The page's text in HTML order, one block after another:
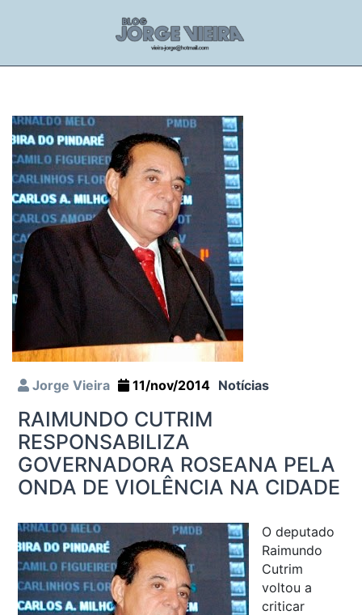
Jorge Vieira 11/nov/2014 Notícias
RAIMUNDO CUTRIM
RESPONSABILIZA
GOVERNADORA ROSEANA PELA
ONDA DE VIOLÊNCIA NA CIDADE
O deputado
Raimundo
Cutrim
voltou a
criticar